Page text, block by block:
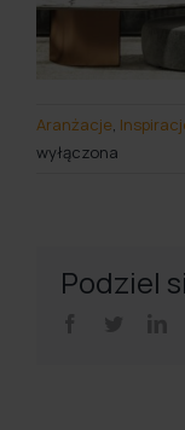
Aranżacje,
wyłączona
Podziel